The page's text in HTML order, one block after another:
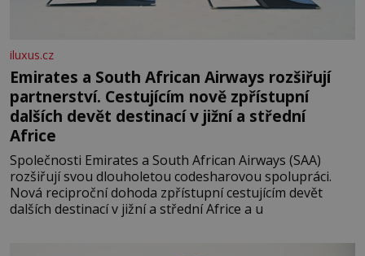
iluxus.cz
Emirates a South African Airways rozšiřují
partnerství. Cestujícím nově zpřístupní
dalších devět destinací v jižní a střední
Africe
Společnosti Emirates a South African Airways (SAA)
rozšiřují svou dlouholetou codesharovou spolupráci.
Nová reciproční dohoda zpřístupní cestujícím devět
dalších destinací v jižní a střední Africe a u